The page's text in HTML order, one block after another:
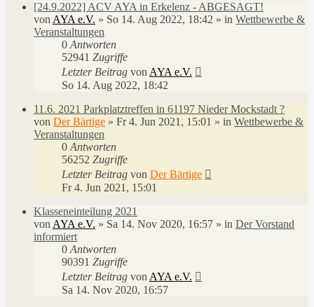
[24.9.2022] ACV AYA in Erkelenz - ABGESAGT!
von AYA e.V. » So 14. Aug 2022, 18:42 » in Wettbewerbe &
Veranstaltungen
0 Antworten
52941 Zugriffe
Letzter Beitrag von AYA e.V.
So 14. Aug 2022, 18:42
11.6. 2021 Parkplatztreffen in 61197 Nieder Mockstadt ?
von Der Bärtige » Fr 4. Jun 2021, 15:01 » in Wettbewerbe &
Veranstaltungen
0 Antworten
56252 Zugriffe
Letzter Beitrag von Der Bärtige
Fr 4. Jun 2021, 15:01
Klasseneinteilung 2021
von AYA e.V. » Sa 14. Nov 2020, 16:57 » in Der Vorstand
informiert
0 Antworten
90391 Zugriffe
Letzter Beitrag von AYA e.V.
Sa 14. Nov 2020, 16:57